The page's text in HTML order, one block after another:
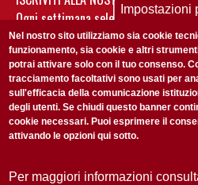
Ogni settimana selezioniamo per
non perderti gli aggiornamenti
Accetto laPrivacy Policy
Impostazioni
Nel nostro sito utilizziamo sia cookie
funzionamento, sia cookie e altri
potrai attivare solo con il tuo consenso.
tracciamento facoltativi sono usati per
sull'efficacia della comunicazione
degli utenti. Se chiudi questo banner
cookie necessari. Puoi esprimere il
attivando le opzioni qui sotto.
Per maggiori informazioni